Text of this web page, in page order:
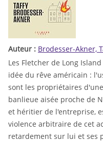
Auteur : Brodesser-Akner,
Les Fletcher de Long
idée du rêve américain :
sont les propriétaires
banlieue aisée proche de
et héritier de l'entreprise,
violence arbitraire de cet
retardement sur lui et ses